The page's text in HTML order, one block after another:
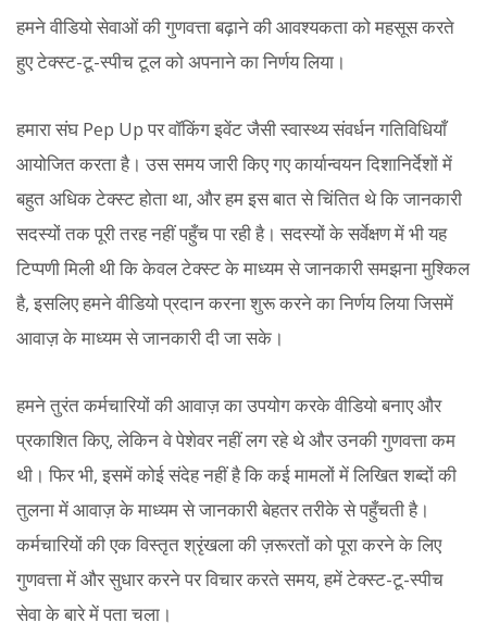
हमने वीडियो सेवाओं की गुणवत्ता बढ़ाने की आवश्यकता को महसूस करते
हुए टेक्स्ट-टू-स्पीच टूल को अपनाने का निर्णय लिया।
हमारा संघ Pep Up पर वॉकिंग इवेंट जैसी स्वास्थ्य संवर्धन गतिविधियाँ
आयोजित करता है। उस समय जारी किए गए कार्यान्वयन दिशानिर्देशों में
बहुत अधिक टेक्स्ट होता था, और हम इस बात से चिंतित थे कि जानकारी
सदस्यों तक पूरी तरह नहीं पहुँच पा रही है। सदस्यों के सर्वेक्षण में भी यह
टिप्पणी मिली थी कि केवल टेक्स्ट के माध्यम से जानकारी समझना मुश्किल
है, इसलिए हमने वीडियो प्रदान करना शुरू करने का निर्णय लिया जिसमें
आवाज़ के माध्यम से जानकारी दी जा सके।
हमने तुरंत कर्मचारियों की आवाज़ का उपयोग करके वीडियो बनाए और
प्रकाशित किए, लेकिन वे पेशेवर नहीं लग रहे थे और उनकी गुणवत्ता कम
थी। फिर भी, इसमें कोई संदेह नहीं है कि कई मामलों में लिखित शब्दों की
तुलना में आवाज़ के माध्यम से जानकारी बेहतर तरीके से पहुँचती है।
कर्मचारियों की एक विस्तृत श्रृंखला की ज़रूरतों को पूरा करने के लिए
गुणवत्ता में और सुधार करने पर विचार करते समय, हमें टेक्स्ट-टू-स्पीच
सेवा के बारे में पता चला।